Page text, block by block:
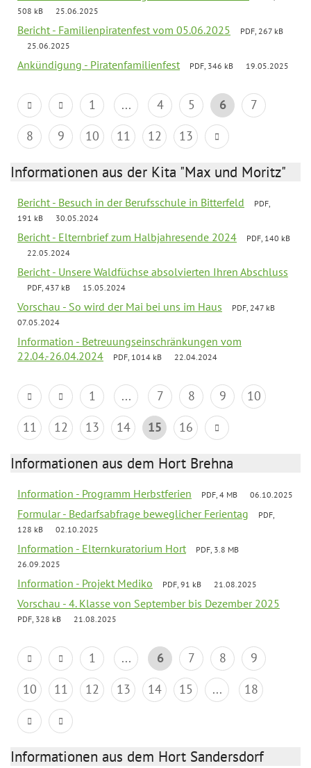
508 kB
25.06.2025
Bericht - Familienpiratenfest vom 05.06.2025
PDF, 267 kB
25.06.2025
Ankündigung - Piratenfamilienfest PDF, 346 kB 19.05.2025
1 ... 4 5 6
7
8
9 10 11 12 13
Informationen aus der Kita "Max und Moritz"
Bericht - Besuch in der Berufsschule in Bitterfeld
PDF,
191 kB
30.05.2024
Bericht - Elternbrief zum Halbjahresende 2024
PDF, 140 kB
22.05.2024
Bericht - Unsere Waldfüchse absolvierten Ihren Abschluss
PDF, 437 kB 15.05.2024
Vorschau - So wird der Mai bei uns im Haus
PDF, 247 kB
07.05.2024
Information - Betreuungseinschränkungen vom
22.04.-26.04.2024
PDF, 1014 kB 22.04.2024
1 ... 7 8 9
10
11
12 13 14 15 16
Informationen aus dem Hort Brehna
Information - Programm Herbstferien PDF, 4 MB 06.10.2025
Formular - Bedarfsabfrage beweglicher Ferientag
PDF,
128 kB
02.10.2025
Information - Elternkuratorium Hort
PDF, 3.8 MB
26.09.2025
Information - Projekt Mediko PDF, 91 kB 21.08.2025
Vorschau - 4. Klasse von September bis Dezember 2025
PDF, 328 kB 21.08.2025
1 ... 6 7 8
9
10
11 12 13 14 15 ... 18
Informationen aus dem Hort Sandersdorf